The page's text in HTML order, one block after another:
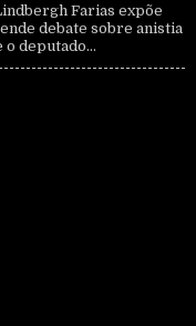
Farias expõe
debate sobre anistia
o deputado...